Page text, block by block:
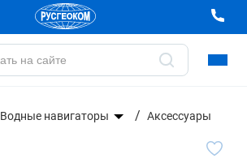
Водные навигаторы Аксессуары